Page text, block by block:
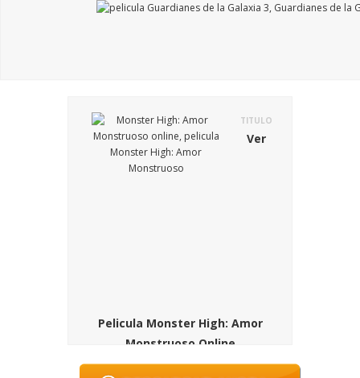
TITULO
Ver
Pelicula Monster High: Amor
Monstruoso Online
SINOPSIS